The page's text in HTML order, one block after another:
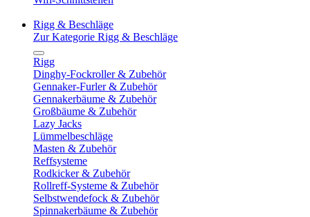
Rigg & Beschläge
Zur Kategorie Rigg & Beschläge
Rigg
Dinghy-Fockroller & Zubehör
Gennaker-Furler & Zubehör
Gennakerbäume & Zubehör
Großbäume & Zubehör
Lazy Jacks
Lümmelbeschläge
Masten & Zubehör
Reffsysteme
Rodkicker & Zubehör
Rollreff-Systeme & Zubehör
Selbstwendefock & Zubehör
Spinnakerbäume & Zubehör